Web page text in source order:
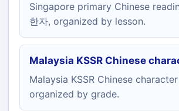
Singapore primary Chinese
한자, organized by lesson.
Malaysia KSSR Chinese
Malaysia KSSR Chinese
organized by grade.